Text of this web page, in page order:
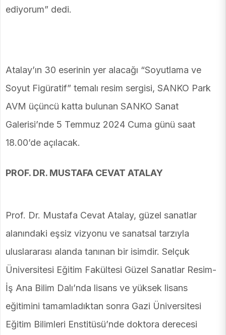
ediyorum” dedi.
Atalay’ın 30 eserinin yer alacağı “Soyutlama ve
Soyut Figüratif” temalı resim sergisi, SANKO Park
AVM üçüncü katta bulunan SANKO Sanat
Galerisi’nde 5 Temmuz 2024 Cuma günü saat
18.00’de açılacak.
PROF. DR. MUSTAFA CEVAT ATALAY
Prof. Dr. Mustafa Cevat Atalay, güzel sanatlar
alanındaki eşsiz vizyonu ve sanatsal tarzıyla
uluslararası alanda tanınan bir isimdir. Selçuk
Üniversitesi Eğitim Fakültesi Güzel Sanatlar Resim-
İş Ana Bilim Dalı’nda lisans ve yüksek lisans
eğitimini tamamladıktan sonra Gazi Üniversitesi
Eğitim Bilimleri Enstitüsü’nde doktora derecesi